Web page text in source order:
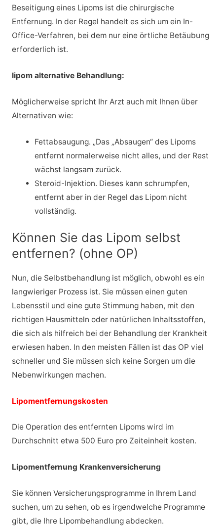
Beseitigung eines Lipoms ist die chirurgische
Entfernung. In der Regel handelt es sich um ein In-
Office-Verfahren, bei dem nur eine örtliche Betäubung
erforderlich ist.
lipom alternative Behandlung:
Möglicherweise spricht Ihr Arzt auch mit Ihnen über
Alternativen wie:
Fettabsaugung. „Das „Absaugen“ des Lipoms
entfernt normalerweise nicht alles, und der Rest
wächst langsam zurück.
Steroid-Injektion. Dieses kann schrumpfen,
entfernt aber in der Regel das Lipom nicht
vollständig.
Können Sie das Lipom selbst
entfernen? (ohne OP)
Nun, die Selbstbehandlung ist möglich, obwohl es ein
langwieriger Prozess ist. Sie müssen einen guten
Lebensstil und eine gute Stimmung haben, mit den
richtigen Hausmitteln oder natürlichen Inhaltsstoffen,
die sich als hilfreich bei der Behandlung der Krankheit
erwiesen haben. In den meisten Fällen ist das OP viel
schneller und Sie müssen sich keine Sorgen um die
Nebenwirkungen machen.
Lipomentfernungskosten
Die Operation des entfernten Lipoms wird im
Durchschnitt etwa 500 Euro pro Zeiteinheit kosten.
Lipomentfernung Krankenversicherung
Sie können Versicherungsprogramme in Ihrem Land
suchen, um zu sehen, ob es irgendwelche Programme
gibt, die Ihre Lipombehandlung abdecken.